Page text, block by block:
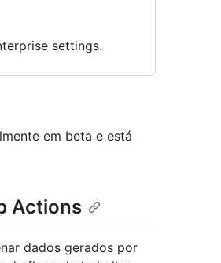
settings.
em beta e está
Actions
dados gerados por